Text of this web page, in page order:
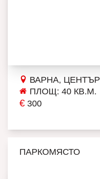
ВАРНА, ЦЕНТЪР
ПЛОЩ: 40 КВ.М.
€ 300
ПАРКОМЯСТО